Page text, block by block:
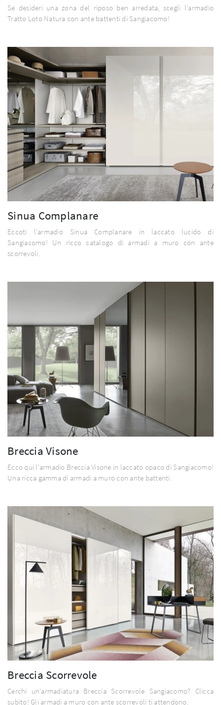
Se desideri una zona del riposo ben arredata, scegli l'armadio
Tratto Loto Natura con ante battenti di Sangiacomo!
Sinua Complanare
Eccoti l'armadio Sinua Complanare in laccato lucido di
Sangiacomo! Un ricco catalogo di armadi a muro con ante
scorrevoli.
Breccia Visone
Ecco qui l'armadio Breccia Visone in laccato opaco di Sangiacomo!
Una ricca gamma di armadi a muro con ante battenti.
Breccia Scorrevole
Cerchi un'armadiatura Breccia Scorrevole Sangiacomo? Clicca
subito! Gli armadi a muro con ante scorrevoli ti attendono.